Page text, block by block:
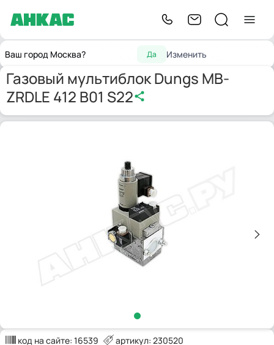
Ваш город Москва? Да Изменить
Главнаягорелок
мультиблоки
ZRDLE 412 B01 S22
Газовый мультиблок Dungs MB-
ZRDLE 412 B01 S22
код на сайте: 16539
артикул: 230520